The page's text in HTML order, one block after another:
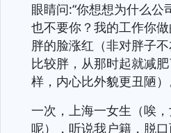
眼睛问:“你想想为什么公
也不要你？我的工作你
胖的脸涨红（非对胖子
比较胖，从那时起就减
样，内心比外貌更丑陋）
一次，上海一女生（唉
呢），听说我户籍，脱